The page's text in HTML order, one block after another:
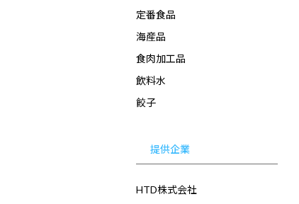
定番食品
海産品
食肉加工品
飲料水
餃子
提供企業
HTD株式会社